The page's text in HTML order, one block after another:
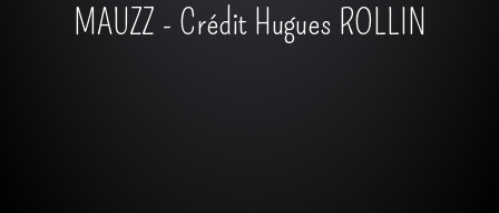
MAUZZ - Crédit Hugues ROLLIN